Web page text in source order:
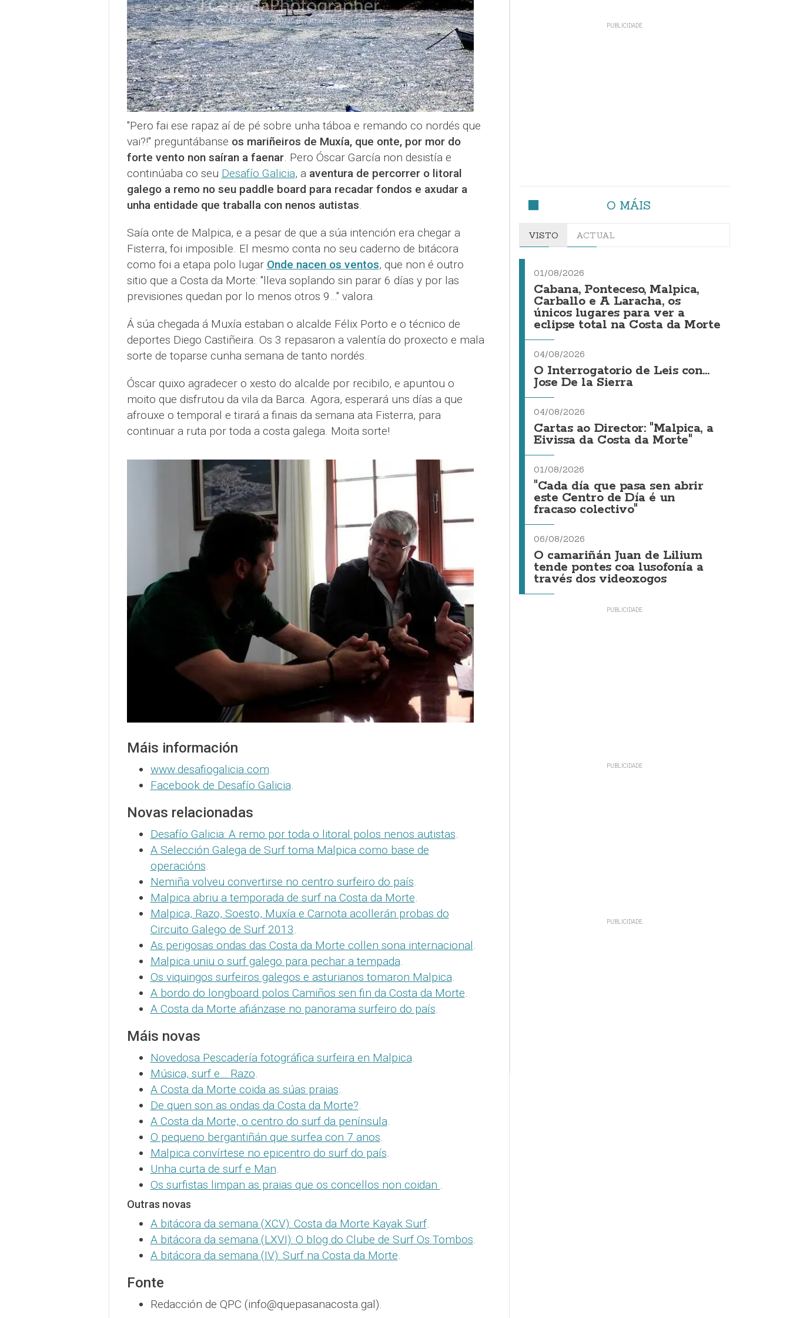
"Pero fai ese rapaz aí de pé sobre unha táboa e remando co nordés que
vai?!" preguntábanse os mariñeiros de Muxía, que onte, por mor do
forte vento non saíran a faenar. Pero Óscar García non desistía e
continúaba co seu Desafío Galicia, a aventura de percorrer o litoral
galego a remo no seu paddle board para recadar fondos e axudar a
unha entidade que traballa con nenos autistas.
Saía onte de Malpica, e a pesar de que a súa intención era chegar a
Fisterra, foi imposible. El mesmo conta no seu caderno de bitácora
como foi a etapa polo lugar Onde nacen os ventos, que non é outro
sitio que a Costa da Morte: "lleva soplando sin parar 6 días y por las
previsiones quedan por lo menos otros 9…" valora.
Á súa chegada á Muxía estaban o alcalde Félix Porto e o técnico de
deportes Diego Castiñeira. Os 3 repasaron a valentía do proxecto e mala
sorte de toparse cunha semana de tanto nordés.
Óscar quixo agradecer o xesto do alcalde por recibilo, e apuntou o
moito que disfrutou da vila da Barca. Agora, esperará uns días a que
afrouxe o temporal e tirará a finais da semana ata Fisterra, para
continuar a ruta por toda a costa galega. Moita sorte!
Máis información
www.desafiogalicia.com.
Facebook de Desafío Galicia.
Novas relacionadas
Desafío Galicia: A remo por toda o litoral polos nenos autistas.
A Selección Galega de Surf toma Malpica como base de
operacións.
Nemiña volveu convertirse no centro surfeiro do país.
Malpica abriu a temporada de surf na Costa da Morte.
Malpica, Razo, Soesto, Muxía e Carnota acollerán probas do
Circuito Galego de Surf 2013.
As perigosas ondas das Costa da Morte collen sona internacional.
Malpica uniu o surf galego para pechar a tempada.
Os viquingos surfeiros galegos e asturianos tomaron Malpica.
A bordo do longboard polos Camiños sen fin da Costa da Morte.
A Costa da Morte afiánzase no panorama surfeiro do país.
Máis novas
Novedosa Pescadería fotográfica surfeira en Malpica.
Música, surf e… Razo.
A Costa da Morte coida as súas praias.
De quen son as ondas da Costa da Morte?.
A Costa da Morte, o centro do surf da península.
O pequeno bergantiñán que surfea con 7 anos.
Malpica convírtese no epicentro do surf do país.
Unha curta de surf e Man.
Os surfistas limpan as praias que os concellos non coidan .
Outras novas
A bitácora da semana (XCV): Costa da Morte Kayak Surf.
A bitácora da semana (LXVI): O blog do Clube de Surf Os Tombos.
A bitácora da semana (IV): Surf na Costa da Morte.
Fonte
Redacción de QPC (info@quepasanacosta.gal).
O MÁIS
VISTO ACTUAL
01/08/2026
Cabana, Ponteceso, Malpica,
Carballo e A Laracha, os
únicos lugares para ver a
eclipse total na Costa da Morte
04/08/2026
O Interrogatorio de Leis con...
Jose De la Sierra
04/08/2026
Cartas ao Director: "Malpica, a
Eivissa da Costa da Morte"
01/08/2026
"Cada día que pasa sen abrir
este Centro de Día é un
fracaso colectivo"
06/08/2026
O camariñán Juan de Lilium
tende pontes coa lusofonía a
través dos videoxogos